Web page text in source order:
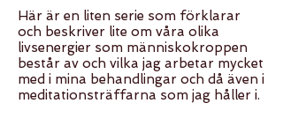
Här är en liten serie som förklarar
och beskriver lite om våra olika
livsenergier som människokroppen
består av och vilka jag arbetar mycket
med i mina behandlingar och då även i
meditationsträffarna som jag håller i.